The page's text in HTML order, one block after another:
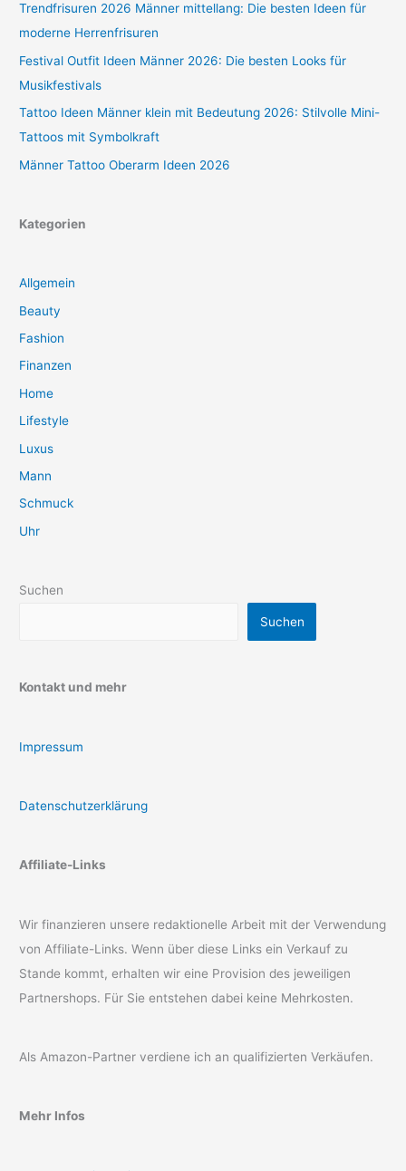
Trendfrisuren 2026 Männer mittellang: Die besten Ideen für
moderne Herrenfrisuren
Festival Outfit Ideen Männer 2026: Die besten Looks für
Musikfestivals
Tattoo Ideen Männer klein mit Bedeutung 2026: Stilvolle Mini-
Tattoos mit Symbolkraft
Männer Tattoo Oberarm Ideen 2026
Kategorien
Allgemein
Beauty
Fashion
Finanzen
Home
Lifestyle
Luxus
Mann
Schmuck
Uhr
Suchen
Suchen
Kontakt und mehr
Impressum
Datenschutzerklärung
Affiliate-Links
Wir finanzieren unsere redaktionelle Arbeit mit der Verwendung
von Affiliate-Links. Wenn über diese Links ein Verkauf zu
Stande kommt, erhalten wir eine Provision des jeweiligen
Partnershops. Für Sie entstehen dabei keine Mehrkosten.
Als Amazon-Partner verdiene ich an qualifizierten Verkäufen.
Mehr Infos